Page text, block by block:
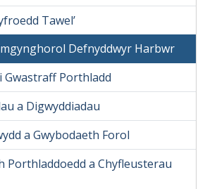
Tawel’
Defnyddwyr Harbwr
Gwastraff Porthladd
a Digwyddiadau
a Gwybodaeth Forol
Porthladdoedd a Chyfleusterau